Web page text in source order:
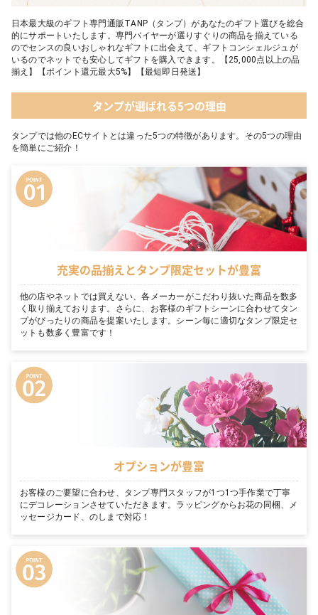
日本最大級のギフト専門通販TANP（タンプ）があなたのギフト選びを総合
的にサポートいたします。専門バイヤーが選りすぐりの商品を揃えている
のでセンスの良いおしゃれなギフトに出会えて、ギフトコンシェルジュが
いるのでネットでも安心してギフトを購入できます。【25,000点以上の品
揃え】【ポイント還元最大5%】【最短即日発送】
タンプが選ばれる5つの理由
タンプでは他のECサイトとは違った5つの特徴があります。その5つの理由
を簡単にご紹介！
充実の品揃えとタンプ限定セットが豊富
他の店やネットでは買えない、各メーカーがこだわり抜いた商品を数多
く取り揃えております。さらに、お客様のギフトシーンに合わせてタン
プがぴったりの商品を提案いたします。シーン毎に適切なタンプ限定セ
ットも数多く豊富です！
オプションが豊富
お客様のご要望に合わせ、タンプ専門スタッフが1つ1つ手作業で丁寧
にデコレーションさせていただきます。ラッピングからお花の同梱、メ
ッセージカード、のしまで対応！